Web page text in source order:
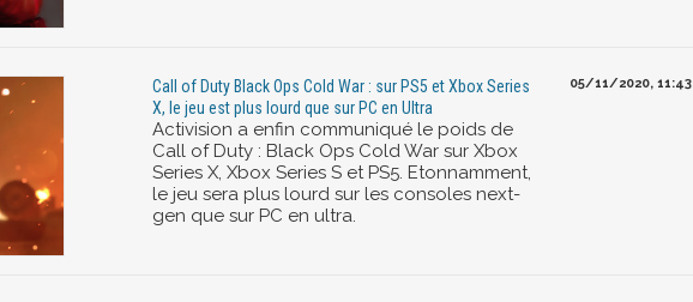
Call of Duty Black Ops Cold War : sur PS5 et Xbox Series
X, le jeu est plus lourd que sur PC en Ultra
Activision a enfin communiqué le poids de
Call of Duty : Black Ops Cold War sur Xbox
Series X, Xbox Series S et PS5. Etonnamment,
le jeu sera plus lourd sur les consoles next-
gen que sur PC en ultra.
05/11/2020, 11:43